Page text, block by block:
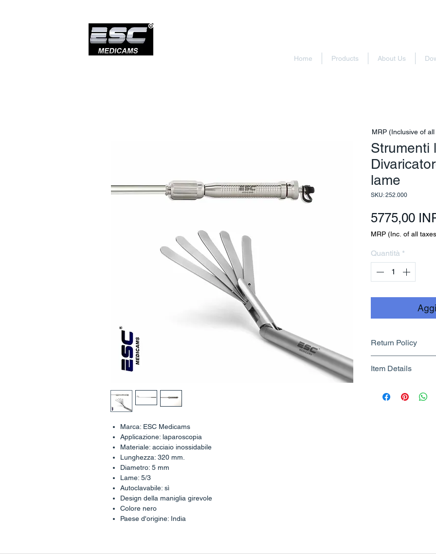
Home Products About Us
Marca: ESC Medicams
Applicazione: laparoscopia
Materiale: acciaio inossidabile
Lunghezza: 320 mm.
Diametro: 5 mm
Lame: 5/3
Autoclavabile: sì
Design della maniglia girevole
Colore nero
Paese d'origine: India
Strumenti
lame
SKU: 252.000
5775,00
MRP (Inc. of all
Quantità *
Return Policy
Know More
Item Details
Manufacturer/
MRP (Inclusive of